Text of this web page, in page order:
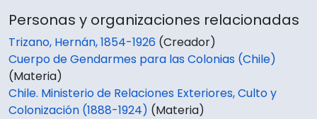
Personas y organizaciones relacionadas
Trizano, Hernán, 1854-1926 (Creador)
Cuerpo de Gendarmes para las Colonias (Chile)
(Materia)
Chile. Ministerio de Relaciones Exteriores, Culto y
Colonización (1888-1924) (Materia)